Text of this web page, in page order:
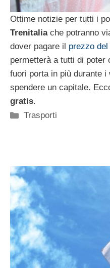
Ottime notizie per tutti i
Trenitalia che potranno
dover pagare il prezzo
permetterà a tutti di poter
fuori porta in più durante
spendere un capitale.
gratis.
Categorie
Trasporti